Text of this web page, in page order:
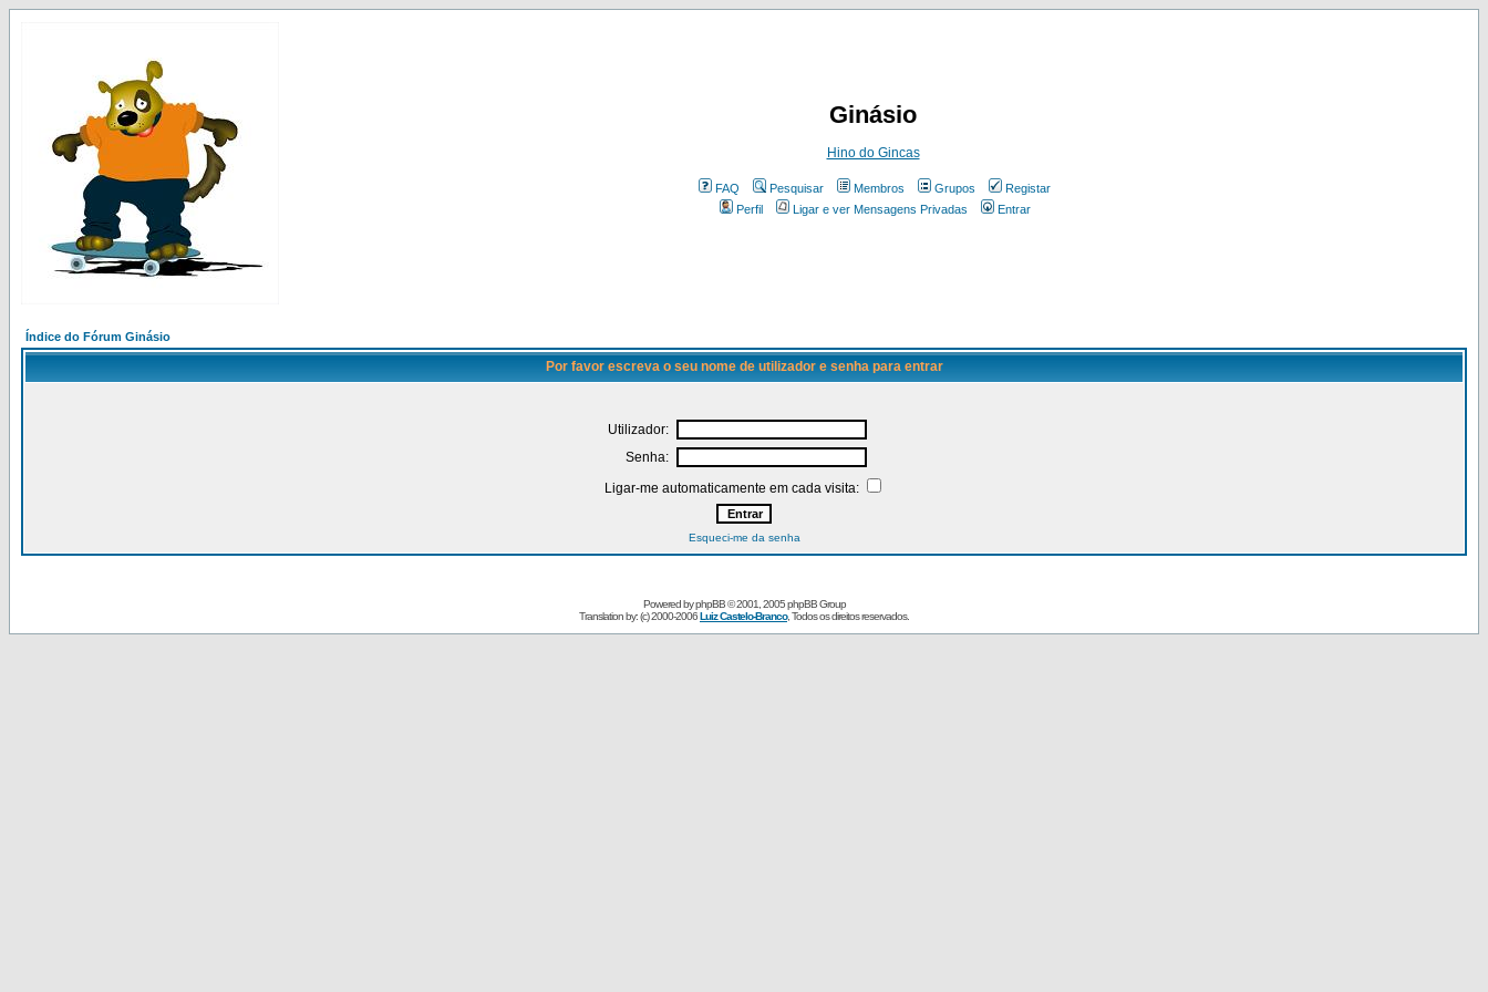
Ginásio
Hino do Gincas
FAQ Pesquisar Membros Grupos
Registar
Perfil
Ligar e ver Mensagens Privadas Entrar
Índice do Fórum Ginásio
Por favor escreva o seu nome de utilizador e senha para entrar
Utilizador:
Senha:
Ligar-me automaticamente em cada visita:
Esqueci-me da senha
Powered byphpBB© 2001, 2005 phpBB Group
Translation by: (c) 2000-2006Luiz Castelo-Branco, Todos os direitos reservados.